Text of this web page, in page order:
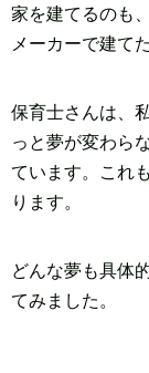
家を建てるのも
メーカーで建て
保育士さんは、
っと夢が変わら
ています。これ
ります。
どんな夢も具体
てみました。